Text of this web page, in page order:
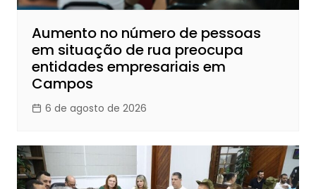
Aumento no número de pessoas
em situação de rua preocupa
entidades empresariais em
Campos
6 de agosto de 2026